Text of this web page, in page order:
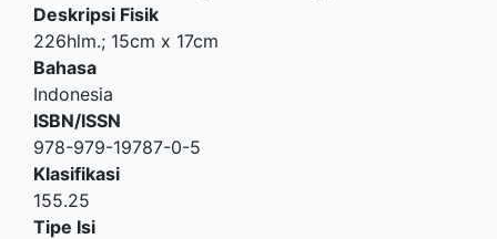
Deskripsi Fisik
226hlm.; 15cm x 17cm
Bahasa
Indonesia
ISBN/ISSN
978-979-19787-0-5
Klasifikasi
155.25
Tipe Isi